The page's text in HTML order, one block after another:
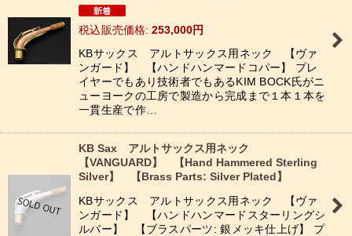
税込 : 253,000円
KBサックス アルトサックス用ネック 【ヴァ
ンガード】 【ハンドハンマードコパー】 プレ
イヤーでもあり技術者でもあるKIM BOCK氏がニ
ューヨークの工房で製造から完成まで１本１本を
一貫生産で作…
KB Sax アルトサックス用ネック
【VANGUARD】 【Hand Hammered Sterling
Silver】 【Brass Parts: Silver Plated】
KBサックス アルトサックス用ネック 【ヴァ
ンガード】 【ハンドハンマードスターリングシ
ルバー】 【ブラスパーツ: 銀メッキ仕上げ】 プ